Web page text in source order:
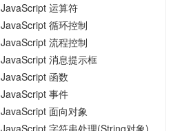
JavaScript 运算符
JavaScript 循环控制
JavaScript 流程控制
JavaScript 消息提示框
JavaScript 函数
JavaScript 事件
JavaScript 面向对象
JavaScript 字符串处理(String对象)